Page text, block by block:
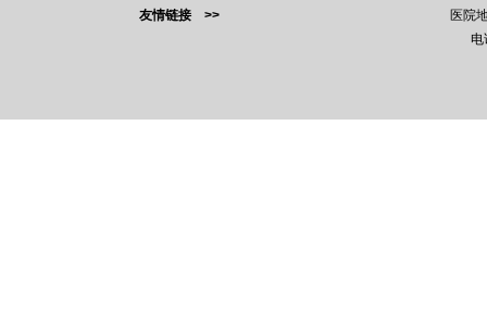
友情链接 >>
医院